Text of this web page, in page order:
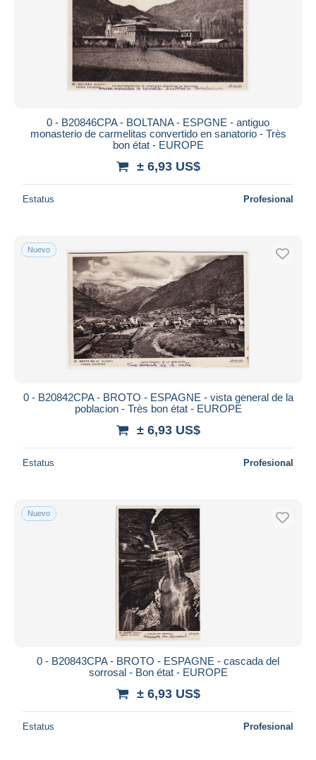
0 - B20846CPA - BOLTANA - ESPGNE - antiguo
monasterio de carmelitas convertido en sanatorio - Très
bon état - EUROPE
± 6,93 US$
Estatus Profesional
Nuevo
0 - B20842CPA - BROTO - ESPAGNE - vista general de la
poblacion - Très bon état - EUROPE
± 6,93 US$
Estatus Profesional
Nuevo
0 - B20843CPA - BROTO - ESPAGNE - cascada del
sorrosal - Bon état - EUROPE
± 6,93 US$
Estatus Profesional